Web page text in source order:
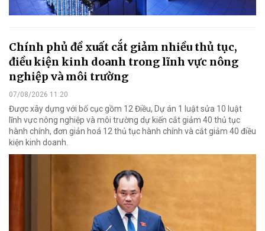
Chính phủ đề xuất cắt giảm nhiều thủ tục,
điều kiện kinh doanh trong lĩnh vực nông
nghiệp và môi trường
07/08/2026 11:20
Được xây dựng với bố cục gồm 12 Điều, Dự án 1 luật sửa 10 luật
lĩnh vực nông nghiệp và môi trường dự kiến cắt giảm 40 thủ tục
hành chính, đơn giản hoá 12 thủ tục hành chính và cắt giảm 40 điều
kiện kinh doanh.